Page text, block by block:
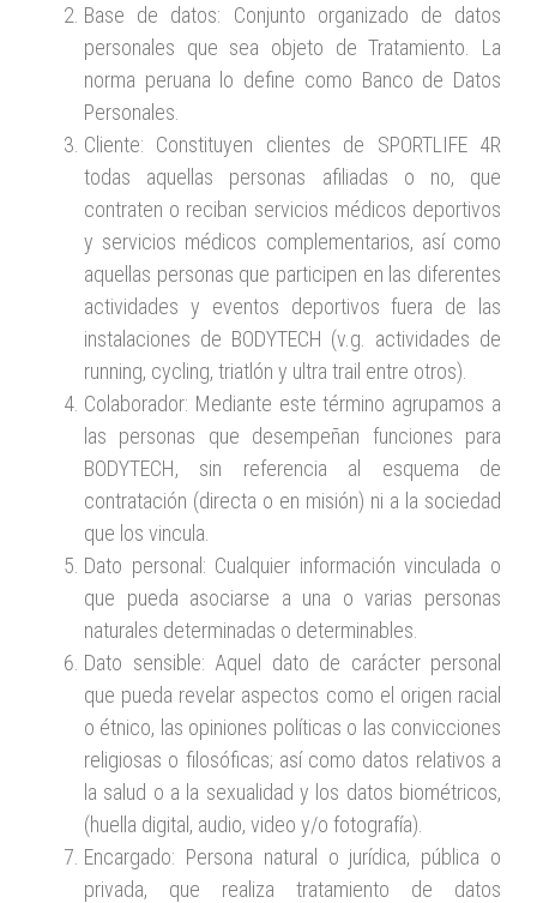
Base de datos: Conjunto organizado de datos
personales que sea objeto de Tratamiento. La
norma peruana lo define como Banco de Datos
Personales.
Cliente: Constituyen clientes de SPORTLIFE 4R
todas aquellas personas afiliadas o no, que
contraten o reciban servicios médicos deportivos
y servicios médicos complementarios, así como
aquellas personas que participen en las diferentes
actividades y eventos deportivos fuera de las
instalaciones de BODYTECH (v.g. actividades de
running, cycling, triatlón y ultra trail entre otros).
Colaborador: Mediante este término agrupamos a
las personas que desempeñan funciones para
BODYTECH, sin referencia al esquema de
contratación (directa o en misión) ni a la sociedad
que los vincula.
Dato personal: Cualquier información vinculada o
que pueda asociarse a una o varias personas
naturales determinadas o determinables.
Dato sensible: Aquel dato de carácter personal
que pueda revelar aspectos como el origen racial
o étnico, las opiniones políticas o las convicciones
religiosas o filosóficas; así como datos relativos a
la salud o a la sexualidad y los datos biométricos,
(huella digital, audio, video y/o fotografía).
Encargado: Persona natural o jurídica, pública o
privada, que realiza tratamiento de datos